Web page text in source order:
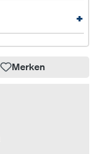
+
Merken